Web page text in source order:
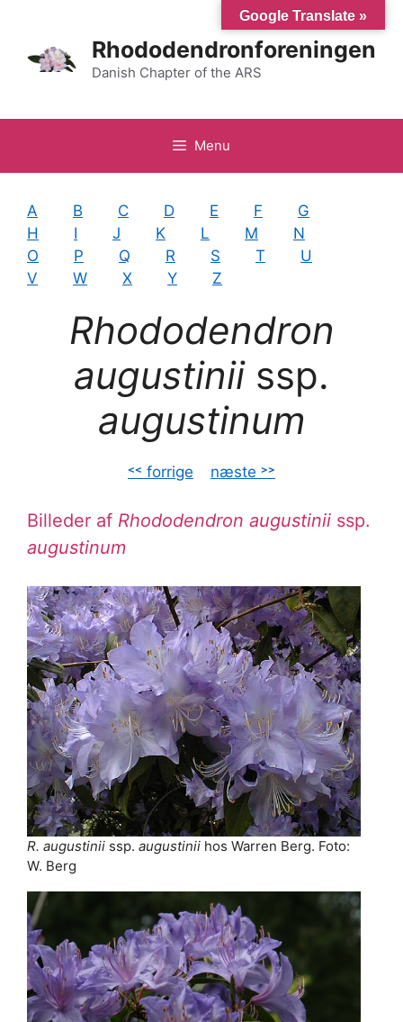
indhold
Rhododendronforeningen
Danish Chapter of the ARS
Menu
A B C D E F
G
H
I J K L M
N
O
P Q R S T
U
V
W X Y Z
Rhododendron
augustiniissp.
augustinum
˂˂ forrige næste ˃˃
Billeder af Rhododendron augustinii ssp.
augustinum
R. augustinii ssp. augustinii hos Warren Berg. Foto:
W. Berg
Google Translate »